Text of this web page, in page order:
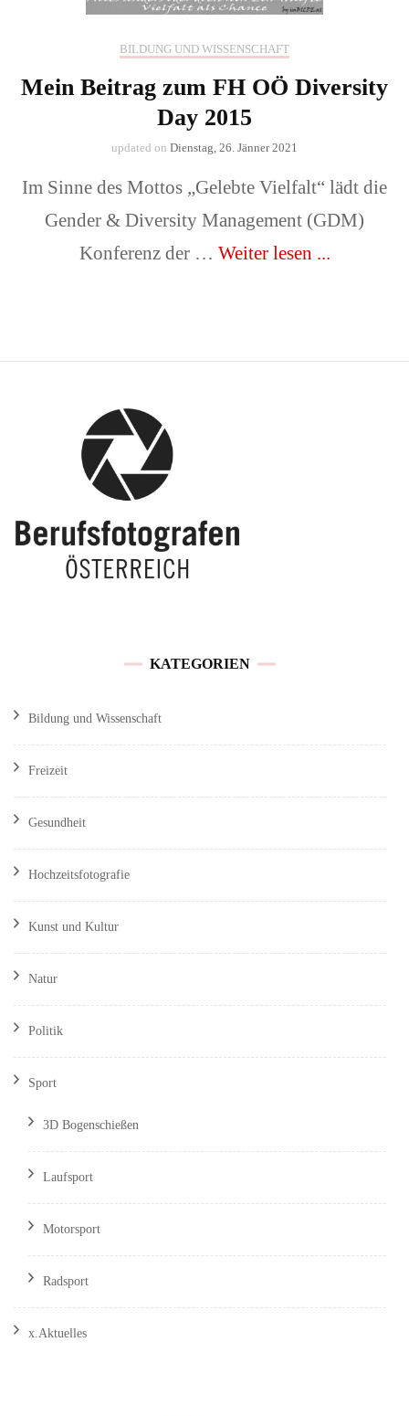
BILDUNG UND WISSENSCHAFT
Mein Beitrag zum FH OÖ Diversity
Day 2015
updated on Dienstag, 26. Jänner 2021
Im Sinne des Mottos „Gelebte Vielfalt“ lädt die
Gender & Diversity Management (GDM)
Konferenz der … Weiter lesen ...
KATEGORIEN
Bildung und Wissenschaft
Freizeit
Gesundheit
Hochzeitsfotografie
Kunst und Kultur
Natur
Politik
Sport
3D Bogenschießen
Laufsport
Motorsport
Radsport
x.Aktuelles